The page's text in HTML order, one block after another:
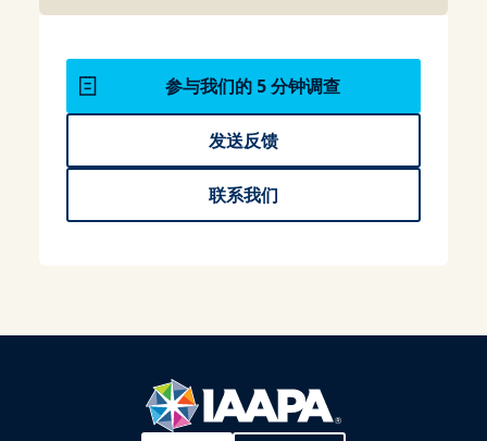
参与我们的 5 分钟调查
发送反馈
联系我们